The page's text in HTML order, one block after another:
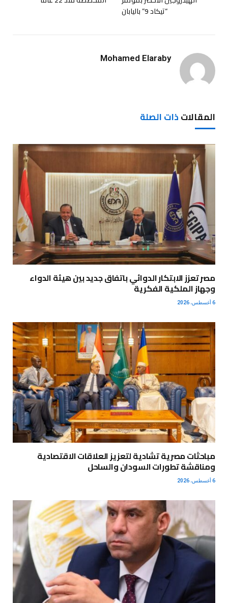
“تيكاد 9” باليابان
Mohamed Elaraby
المقالاتذات الصلة
مصر تعزز الابتكار الدوائي باتفاق جديد بين هيئة الدواء
وجهاز الملكية الفكرية
6 أغسطس، 2026
مباحثات مصرية تشادية لتعزيز العلاقات الاقتصادية
ومناقشة تطورات السودان والساحل
6 أغسطس، 2026